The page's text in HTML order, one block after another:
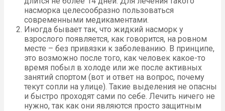
насморка целесообразно пользоваться
современными медикаментами.
Иногда бывает так, что жидкий насморк у
взрослого появляется, как говорится, на ровном
месте – без привязки к заболеванию. В принципе,
это возможно после того, как человек какое-то
время побыл в холоде или же после активных
занятий спортом (вот и ответ на вопрос, почему
текут сопли на улице). Такие выделения не опасны
и быстро проходят сами по себе. Лечить ничего не
нужно, так как они являются просто защитным